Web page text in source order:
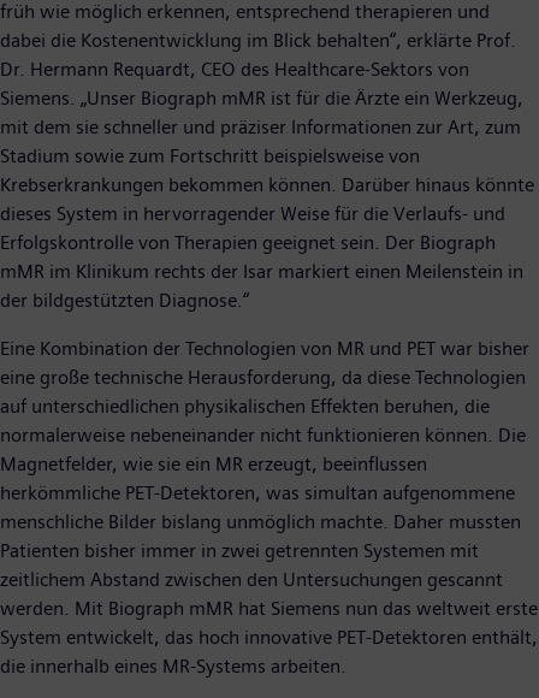
früh wie möglich erkennen, entsprechend therapieren und
dabei die Kostenentwicklung im Blick behalten“, erklärte Prof.
Dr. Hermann Requardt, CEO des Healthcare-Sektors von
Siemens. „Unser Biograph mMR ist für die Ärzte ein Werkzeug,
mit dem sie schneller und präziser Informationen zur Art, zum
Stadium sowie zum Fortschritt beispielsweise von
Krebserkrankungen bekommen können. Darüber hinaus könnte
dieses System in hervorragender Weise für die Verlaufs- und
Erfolgskontrolle von Therapien geeignet sein. Der Biograph
mMR im Klinikum rechts der Isar markiert einen Meilenstein in
der bildgestützten Diagnose.“
Eine Kombination der Technologien von MR und PET war bisher
eine große technische Herausforderung, da diese Technologien
auf unterschiedlichen physikalischen Effekten beruhen, die
normalerweise nebeneinander nicht funktionieren können. Die
Magnetfelder, wie sie ein MR erzeugt, beeinflussen
herkömmliche PET-Detektoren, was simultan aufgenommene
menschliche Bilder bislang unmöglich machte. Daher mussten
Patienten bisher immer in zwei getrennten Systemen mit
zeitlichem Abstand zwischen den Untersuchungen gescannt
werden. Mit Biograph mMR hat Siemens nun das weltweit erste
System entwickelt, das hoch innovative PET-Detektoren enthält,
die innerhalb eines MR-Systems arbeiten.